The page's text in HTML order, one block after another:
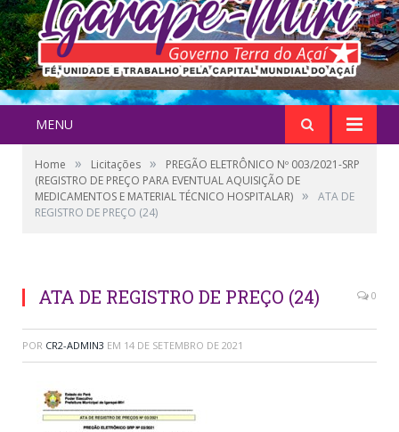
MENU
Home » Licitações »
PREGÃO ELETRÔNICO Nº 003/2021-SRP
(REGISTRO DE PREÇO PARA EVENTUAL AQUISIÇÃO DE
MEDICAMENTOS E MATERIAL TÉCNICO HOSPITALAR) »
ATA DE
REGISTRO DE PREÇO (24)
ATA DE REGISTRO DE PREÇO (24) 0
POR CR2-ADMIN3 EM 14 DE SETEMBRO DE 2021